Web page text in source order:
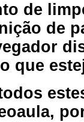
de
de
que